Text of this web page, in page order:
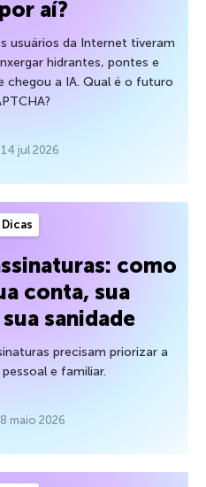
aí?
usuários da Internet tiveram
hidrantes, pontes e
chegou a IA. Qual é o futuro
14 jul 2026
Dicas
como
conta, sua
sanidade
precisam priorizar a
e familiar.
maio 2026